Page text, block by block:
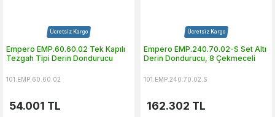
Ücretsiz Kargo
Empero EMP.60.60.02 Tek Kapılı
Tezgah Tipi Derin Dondurucu
101.EMP.60.60.02
54.001 TL
Ücretsiz Kargo
Empero EMP.240.70.02-S Set Altı
Derin Dondurucu, 8 Çekmeceli
101.EMP.240.70.02.S
162.302 TL